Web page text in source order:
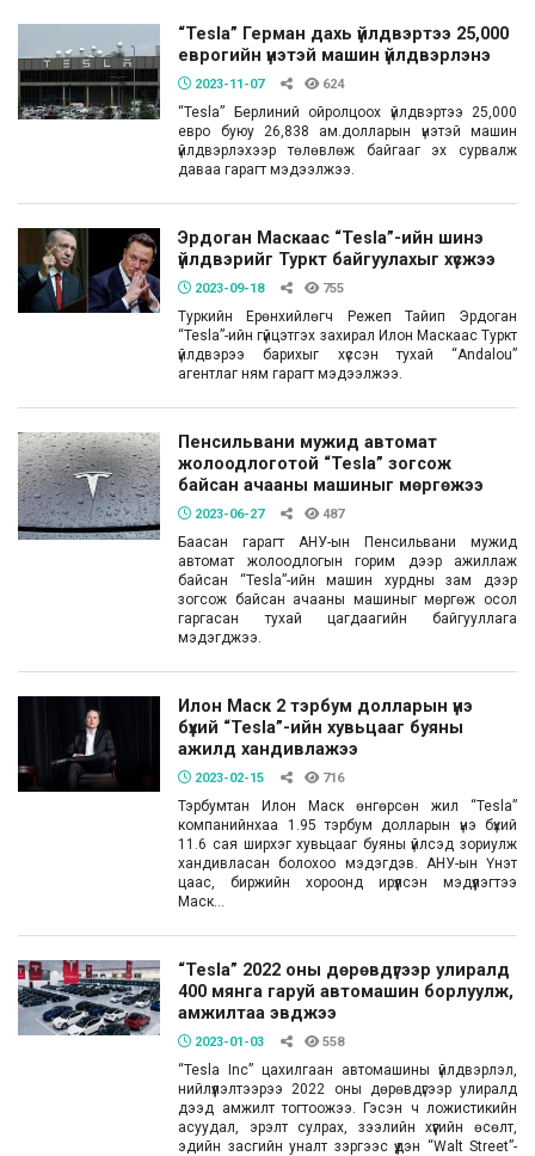
“Tesla” Герман дахь үйлдвэртээ 25,000
еврогийн үнэтэй машин үйлдвэрлэнэ
2023-11-07 624
“Tesla” Берлиний ойролцоох үйлдвэртээ 25,000
евро буюу 26,838 ам.долларын үнэтэй машин
үйлдвэрлэхээр төлөвлөж байгааг эх сурвалж
даваа гарагт мэдээлжээ.
Эрдоган Маскаас “Tesla”-ийн шинэ
үйлдвэрийг Туркт байгуулахыг хүсжээ
2023-09-18 755
Туркийн Ерөнхийлөгч Режеп Тайип Эрдоган
“Tesla”-ийн гүйцэтгэх захирал Илон Маскаас Туркт
үйлдвэрээ барихыг хүссэн тухай “Andalou”
агентлаг ням гарагт мэдээлжээ.
Пенсильвани мужид автомат
жолоодлоготой “Tesla” зогсож
байсан ачааны машиныг мөргөжээ
2023-06-27 487
Баасан гарагт АНУ-ын Пенсильвани мужид
автомат жолоодлогын горим дээр ажиллаж
байсан “Tesla”-ийн машин хурдны зам дээр
зогсож байсан ачааны машиныг мөргөж осол
гаргасан тухай цагдаагийн байгууллага
мэдэгджээ.
Илон Маск 2 тэрбум долларын үнэ
бүхий “Tesla”-ийн хувьцааг буяны
ажилд хандивлажээ
2023-02-15 716
Тэрбумтан Илон Маск өнгөрсөн жил “Tesla”
компанийнхаа 1.95 тэрбум долларын үнэ бүхий
11.6 сая ширхэг хувьцааг буяны үйлсэд зориулж
хандивласан болохоо мэдэгдэв. АНУ-ын Үнэт
цаас, биржийн хороонд ирүүлсэн мэдүүлэгтээ
Маск...
“Tesla” 2022 оны дөрөвдүгээр улиралд
400 мянга гаруй автомашин борлуулж,
амжилтаа эвджээ
2023-01-03 558
“Tesla Inc” цахилгаан автомашины үйлдвэрлэл,
нийлүүлэлтээрээ 2022 оны дөрөвдүгээр улиралд
дээд амжилт тогтоожээ. Гэсэн ч ложистикийн
асуудал, эрэлт сулрах, зээлийн хүүгийн өсөлт,
эдийн засгийн уналт зэргээс үүдэн “Walt Street”-